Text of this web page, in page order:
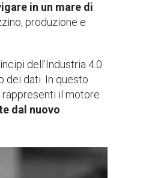
in un mare di
produzione e
dell’Industria 4.0
dei dati. In questo
il motore
dal nuovo